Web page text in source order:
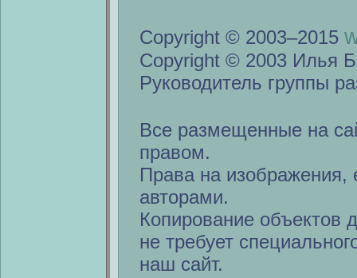
Copyright © 2003–2015
Copyright © 2003 Илья
Руководитель группы
Все размещенные на
правом.
Права на изображения,
авторами.
Копирование объектов
не требует
наш сайт.